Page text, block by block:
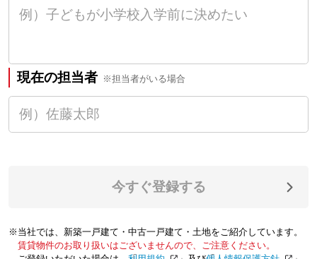
現在の担当者 ※担当者がいる場合
今すぐ登録する
※当社では、新築一戸建て・中古一戸建て・土地をご紹介しています。
賃貸物件のお取り扱いはございませんので、ご注意ください。